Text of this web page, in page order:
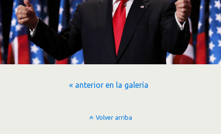
« anterior en la galería
Volver arriba